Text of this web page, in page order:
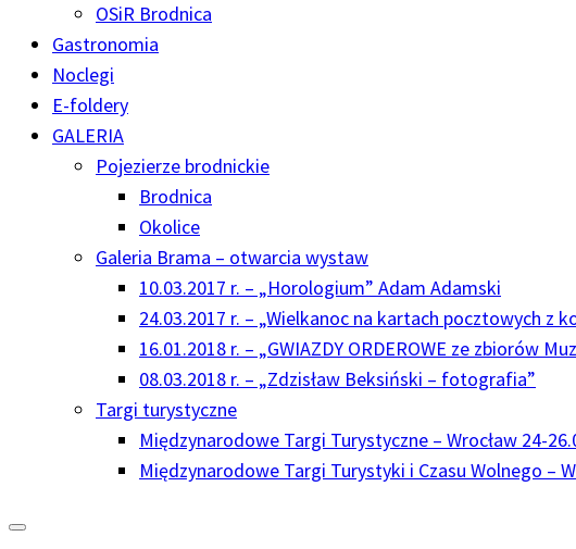
OSiR Brodnica
Gastronomia
Noclegi
E-foldery
GALERIA
Pojezierze brodnickie
Brodnica
Okolice
Galeria Brama – otwarcia wystaw
10.03.2017 r. – „Horologium” Adam Adamski
24.03.2017 r. – „Wielkanoc na kartach pocztowych z
16.01.2018 r. – „GWIAZDY ORDEROWE ze zbiorów
08.03.2018 r. – „Zdzisław Beksiński – fotografia”
Targi turystyczne
Międzynarodowe Targi Turystyczne – Wrocław 24-
Międzynarodowe Targi Turystyki i Czasu Wolnego –